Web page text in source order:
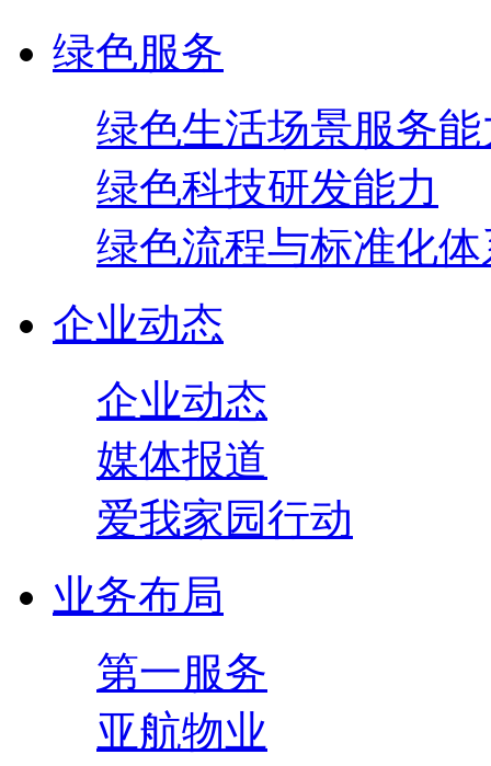
绿色服务
绿色生活场景服务能
绿色科技研发能力
绿色流程与标准化体
企业动态
企业动态
媒体报道
爱我家园行动
业务布局
第一服务
亚航物业